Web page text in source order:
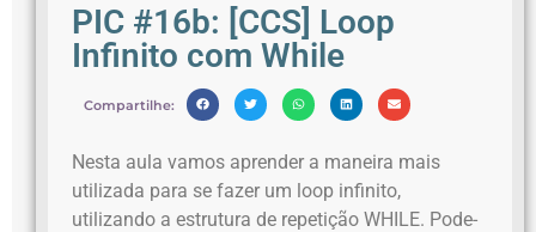
PIC #16b: [CCS] Loop
Infinito com While
Compartilhe:
Nesta aula vamos aprender a maneira mais
utilizada para se fazer um loop infinito,
utilizando a estrutura de repetição WHILE. Pode-